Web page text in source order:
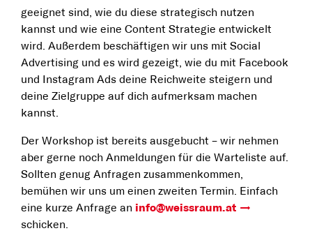
geeignet sind, wie du diese strategisch nutzen
kannst und wie eine Content Strategie entwickelt
wird. Außerdem beschäftigen wir uns mit Social
Advertising und es wird gezeigt, wie du mit Facebook
und Instagram Ads deine Reichweite steigern und
deine Zielgruppe auf dich aufmerksam machen
kannst.
Der Workshop ist bereits ausgebucht – wir nehmen
aber gerne noch Anmeldungen für die Warteliste auf.
Sollten genug Anfragen zusammenkommen,
bemühen wir uns um einen zweiten Termin. Einfach
eine kurze Anfrage an info@weissraum.at
schicken.